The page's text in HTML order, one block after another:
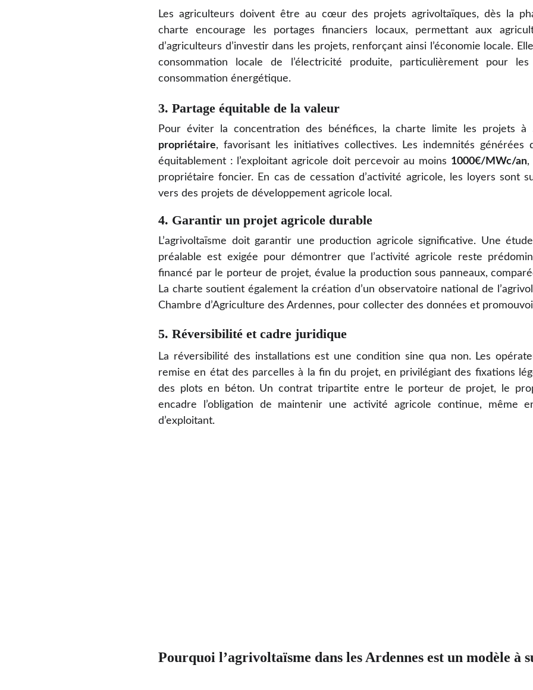
Les agriculteurs doivent être au cœur des projets agrivoltaïques, dès la
charte encourage les portages financiers locaux, permettant aux
d’agriculteurs d’investir dans les projets, renforçant ainsi l’économie locale.
consommation locale de l’électricité produite, particulièrement pour
consommation énergétique.
3. Partage équitable de la valeur
Pour éviter la concentration des bénéfices, la charte limite les projets à
propriétaire, favorisant les initiatives collectives. Les indemnités générées
équitablement : l’exploitant agricole doit percevoir au moins 1000€/MWc/an,
propriétaire foncier. En cas de cessation d’activité agricole, les loyers sont
vers des projets de développement agricole local.
4. Garantir un projet agricole durable
L’agrivoltaïsme doit garantir une production agricole significative. Une
préalable est exigée pour démontrer que l’activité agricole reste
financé par le porteur de projet, évalue la production sous panneaux,
La charte soutient également la création d’un observatoire national de
Chambre d’Agriculture des Ardennes, pour collecter des données et
5. Réversibilité et cadre juridique
La réversibilité des installations est une condition sine qua non. Les
remise en état des parcelles à la fin du projet, en privilégiant des fixations
des plots en béton. Un contrat tripartite entre le porteur de projet, le
encadre l’obligation de maintenir une activité agricole continue, même
d’exploitant.
Pourquoi l’agrivoltaïsme dans les Ardennes est un modèle à